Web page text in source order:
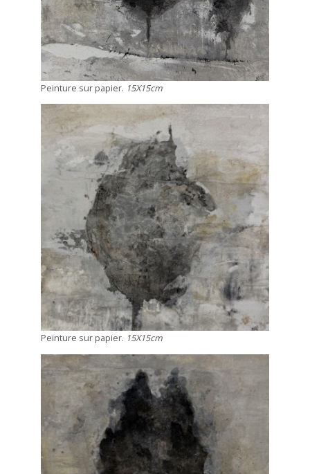
Peinture sur papier. 15X15cm
Peinture sur papier. 15X15cm